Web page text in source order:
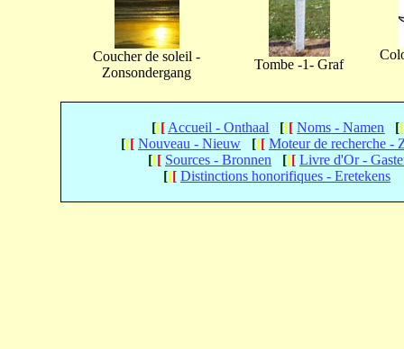
Coucher de soleil -
Zonsondergang
Tombe -1- Graf
[[[ Accueil - Onthaal [[[ Noms - Namen [[
[[[ Nouveau - Nieuw [[[ Moteur de recherche -
[[[ Sources - Bronnen [[[ Livre d'Or -
[[[ Distinctions honorifiques - Eretekens